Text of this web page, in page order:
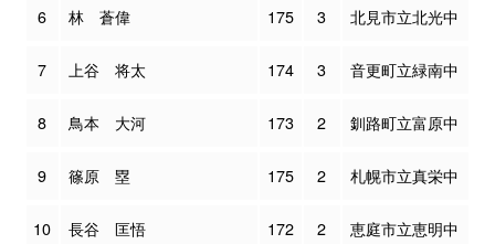
6 林 蒼偉 175 3 北見市立北光中
7 上谷 将太 174 3 音更町立緑南中
8 鳥本 大河 173 2 釧路町立富原中
9 篠原 塁 175 2 札幌市立真栄中
10 長谷 匡悟 172 2 恵庭市立恵明中